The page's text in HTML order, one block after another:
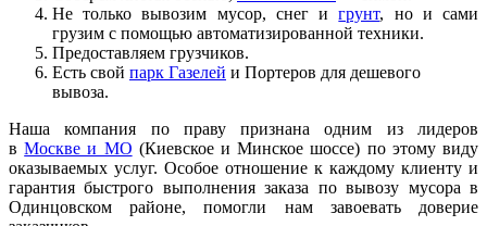
Не только вывозим мусор, снег игрунт, но и сами
грузим с помощью автоматизированной техники.
Предоставляем грузчиков.
Есть свой парк Газелей и Портеров для дешевого
вывоза.
Наша компания по праву признана одним из лидеров
вМоскве и МО (Киевское и Минское шоссе) по этому виду
оказываемых услуг. Особое отношение к каждому клиенту и
гарантия быстрого выполнения заказа по вывозу мусора в
Одинцовском районе, помогли нам завоевать доверие